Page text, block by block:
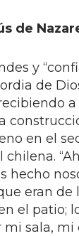
de
y
de
en el
chilena.
hecho
eran de
el patio;
sala, mi